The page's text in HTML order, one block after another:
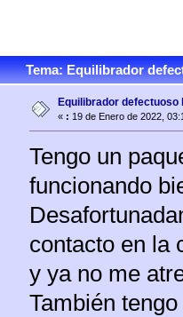
Tema: Equilibrador
Equilibrador defectuoso
« : 19 de Enero de 2022,
Tengo un
funcionando
contacto en la
y ya no me
También